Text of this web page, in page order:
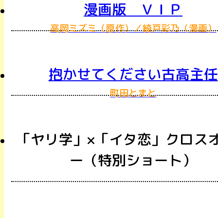
漫画版 ＶＩＰ
高岡ミズミ（原作）／綺戸彩乃（漫画）
抱かせてください古高主任
町田とまと
「ヤリ学」×「イタ恋」クロス
ー（特別ショート）